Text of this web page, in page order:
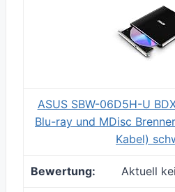
ASUS SBW-06D5H-U
Blu-ray und MDisc
Kabel)
Aktuell